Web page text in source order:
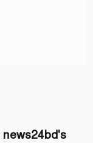
news24bd's